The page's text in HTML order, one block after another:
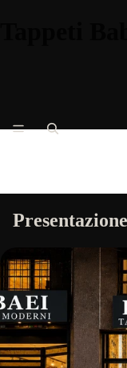
Presentazione